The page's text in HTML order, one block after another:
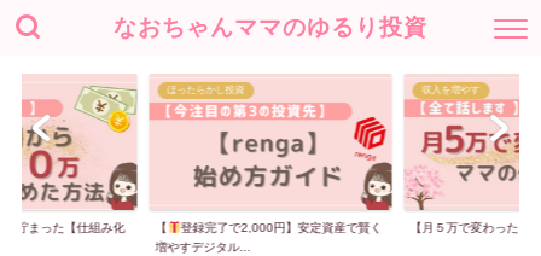
なおちゃんママのゆるり投資
貯まった【仕組み化
ほったらかし投資
【
登録完了で2,000円】安定資産で賢く
増やすデジタル...
収入を増やす
【月５万で変わった】